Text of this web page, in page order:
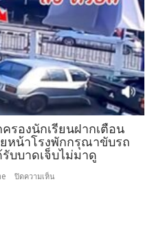
รองนักเรียนฝากเตือน
ยหน้าโรงพักกรุณาขับรถ
บบาดเจ็บไม่มาดู
ปิดความเห็น